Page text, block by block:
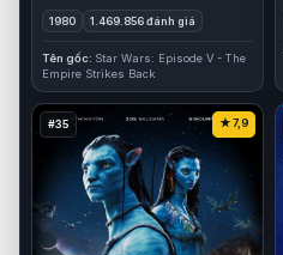
1980 1.469.856 đánh giá
Tên gốc Star Wars: Episode V - The
Empire Strikes Back
#35 7,9